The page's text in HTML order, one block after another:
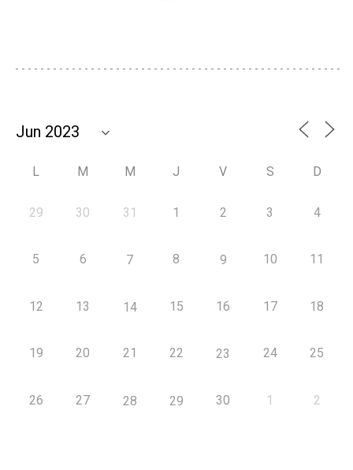
L M M J V S D
29 30 31 1 2 3 4
5 6 7 8 9 10 11
12 13 14 15 16 17 18
19 20 21 22 23 24 25
26 27 28 29 30 1 2